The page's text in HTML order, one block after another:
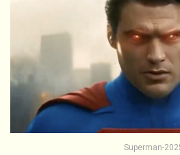
Superman-